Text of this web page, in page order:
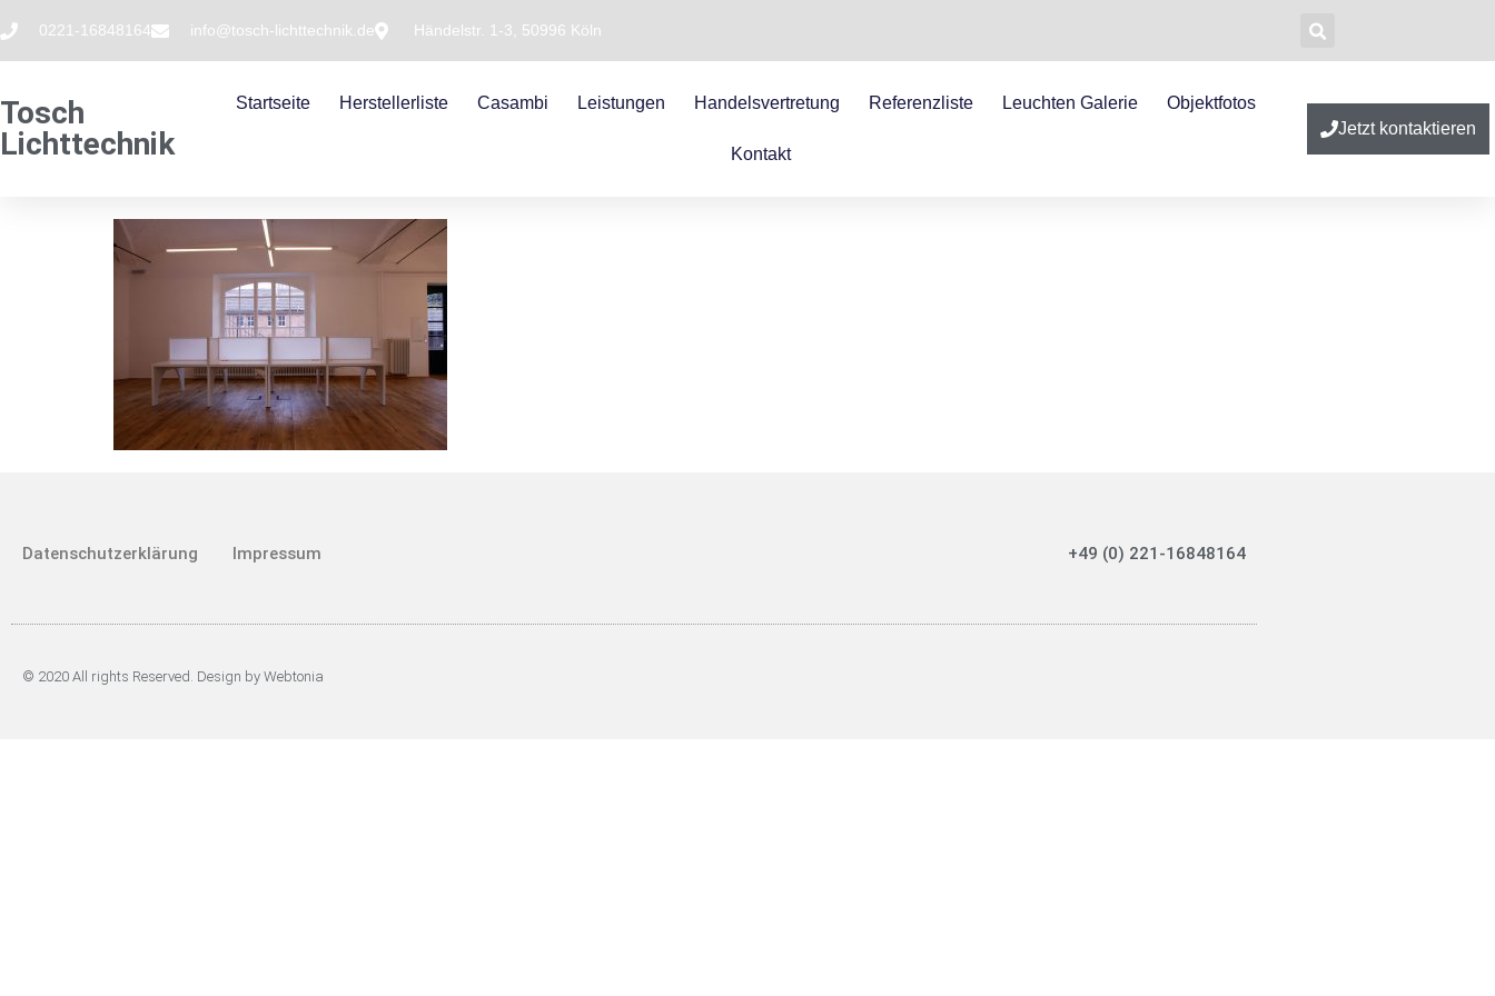
0221-16848164 info@tosch-lichttechnik.de Händelstr. 1-3, 50996 Köln
Tosch
Lichttechnik
Startseite Herstellerliste Casambi Leistungen Handelsvertretung Referenzliste Leuchten Galerie Objektfotos
Kontakt
Jetzt kontaktieren
Datenschutzerklärung Impressum +49 (0) 221-16848164
© 2020 All rights Reserved. Design by Webtonia